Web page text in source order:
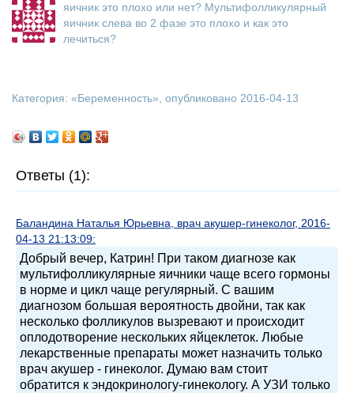
яичник это плохо или нет? Мультифолликулярный
яичник слева во 2 фазе это плохо и как это
лечиться?
Категория: «Беременность», опубликовано 2016-04-13
Ответы (1):
Баландина Наталья Юрьевна, врач акушер-гинеколог, 2016-
04-13 21:13:09:
Добрый вечер, Катрин! При таком диагнозе как
мультифолликулярные яичники чаще всего гормоны
в норме и цикл чаще регулярный. С вашим
диагнозом большая вероятность двойни, так как
несколько фолликулов вызревают и происходит
оплодотворение нескольких яйцеклеток. Любые
лекарственные препараты может назначить только
врач акушер - гинеколог. Думаю вам стоит
обратится к эндокринологу-гинекологу. А УЗИ только